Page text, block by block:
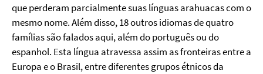
que perderam parcialmente suas línguas arahuacas com o
mesmo nome. Além disso, 18 outros idiomas de quatro
famílias são falados aqui, além do português ou do
espanhol. Esta língua atravessa assim as fronteiras entre a
Europa e o Brasil, entre diferentes grupos étnicos da